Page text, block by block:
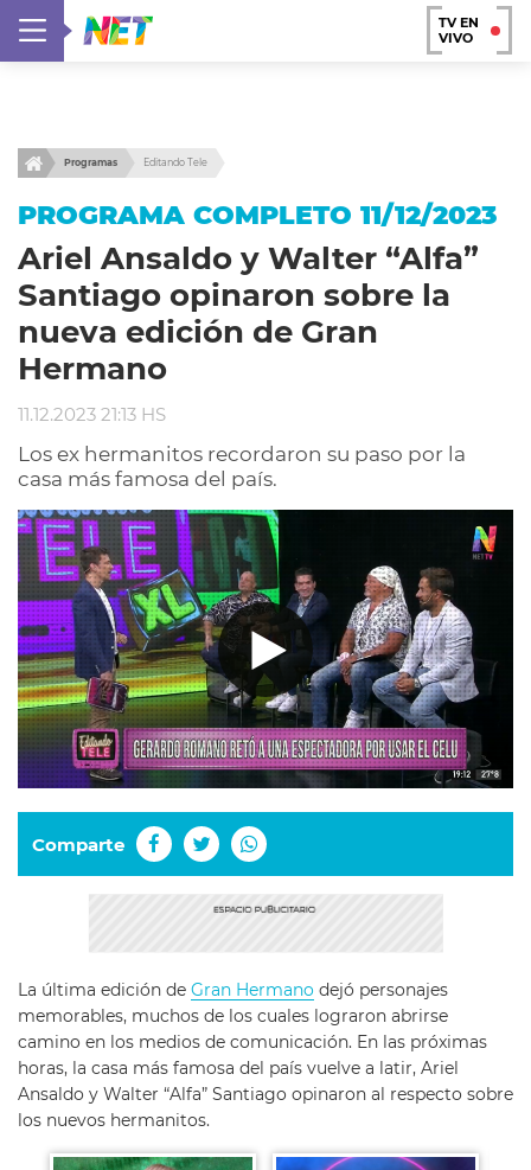
TV EN
VIVO
Programas Editando Tele
PROGRAMA COMPLETO 11/12/2023
Ariel Ansaldo y Walter “Alfa”
Santiago opinaron sobre la
nueva edición de Gran
Hermano
11.12.2023 21:13 HS
Los ex hermanitos recordaron su paso por la
casa más famosa del país.
Comparte
La última edición de Gran Hermano dejó personajes
memorables, muchos de los cuales lograron abrirse
camino en los medios de comunicación. En las próximas
horas, la casa más famosa del país vuelve a latir, Ariel
Ansaldo y Walter “Alfa” Santiago opinaron al respecto sobre
los nuevos hermanitos.